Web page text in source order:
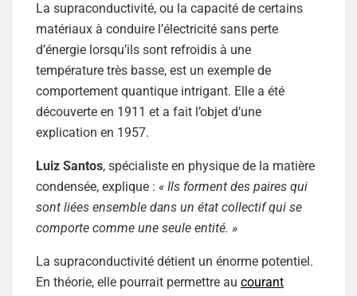
La supraconductivité, ou la capacité de certains
matériaux à conduire l’électricité sans perte
d’énergie lorsqu’ils sont refroidis à une
température très basse, est un exemple de
comportement quantique intrigant. Elle a été
découverte en 1911 et a fait l’objet d’une
explication en 1957.
Luiz Santos, spécialiste en physique de la matière
condensée, explique : « Ils forment des paires qui
sont liées ensemble dans un état collectif qui se
comporte comme une seule entité. »
La supraconductivité détient un énorme potentiel.
En théorie, elle pourrait permettre au courant